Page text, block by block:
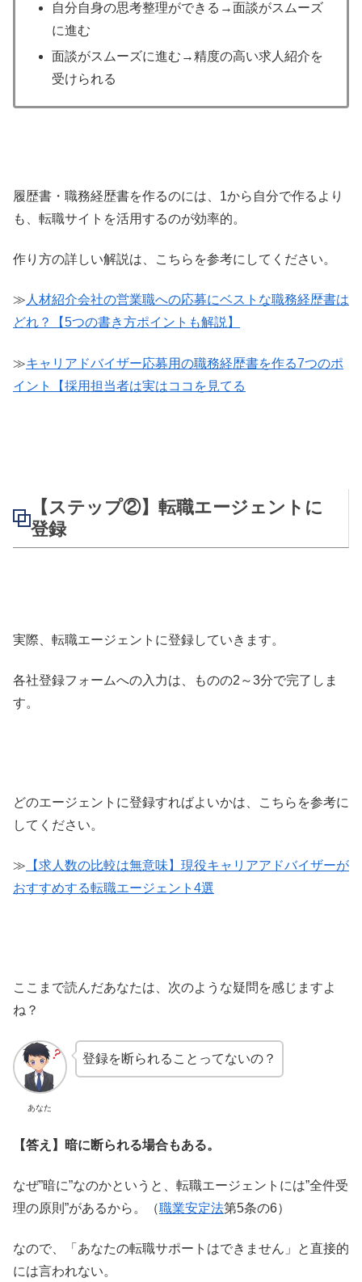
自分自身の思考整理ができる→面談がスムーズ
に進む
面談がスムーズに進む→精度の高い求人紹介を
受けられる
履歴書・職務経歴書を作るのには、1から自分で作るより
も、転職サイトを活用するのが効率的。
作り方の詳しい解説は、こちらを参考にしてください。
≫ 人材紹介会社の営業職への応募にベストな職務経歴書は
どれ？【5つの書き方ポイントも解説】
≫キャリアドバイザー応募用の職務経歴書を作る7つのポ
イント【採用担当者は実はココを見てる
【ステップ②】転職エージェントに
登録
実際、転職エージェントに登録していきます。
各社登録フォームへの入力は、ものの2～3分で完了しま
す。
どのエージェントに登録すればよいかは、こちらを参考に
してください。
≫ 【求人数の比較は無意味】現役キャリアアドバイザーが
おすすめする転職エージェント4選
ここまで読んだあなたは、次のような疑問を感じますよ
ね？
あなた
登録を断られることってないの？
【答え】暗に断られる場合もある。
なぜ”暗に”なのかというと、転職エージェントには”全件受
理の原則”があるから。（職業安定法第5条の6）
なので、「あなたの転職サポートはできません」と直接的
には言われない。